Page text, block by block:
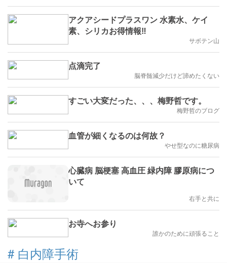
アクアシードプラスワン 水素水、ケイ
素、シリカお得情報‼️
サボテン山
点滴完了
脳脊髄減少だけど諦めたくない
すごい大変だった、、、梅野哲です。
梅野哲のブログ
血管が細くなるのは何故？
やせ型なのに糖尿病
心臓病 脳梗塞 高血圧 緑内障 膠原病につ
いて
右手と共に
お寺へお参り
誰かのために頑張ること
# 白内障手術